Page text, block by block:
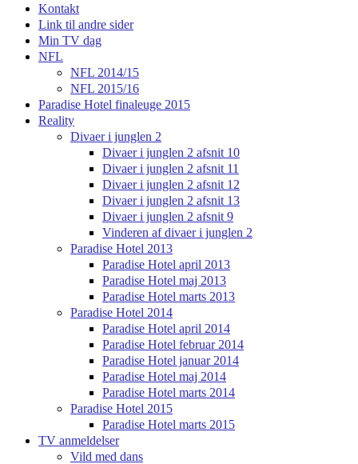
Kontakt
Link til andre sider
Min TV dag
NFL
NFL 2014/15
NFL 2015/16
Paradise Hotel finaleuge 2015
Reality
Divaer i junglen 2
Divaer i junglen 2 afsnit 10
Divaer i junglen 2 afsnit 11
Divaer i junglen 2 afsnit 12
Divaer i junglen 2 afsnit 13
Divaer i junglen 2 afsnit 9
Vinderen af divaer i junglen 2
Paradise Hotel 2013
Paradise Hotel april 2013
Paradise Hotel maj 2013
Paradise Hotel marts 2013
Paradise Hotel 2014
Paradise Hotel april 2014
Paradise Hotel februar 2014
Paradise Hotel januar 2014
Paradise Hotel maj 2014
Paradise Hotel marts 2014
Paradise Hotel 2015
Paradise Hotel marts 2015
TV anmeldelser
Vild med dans